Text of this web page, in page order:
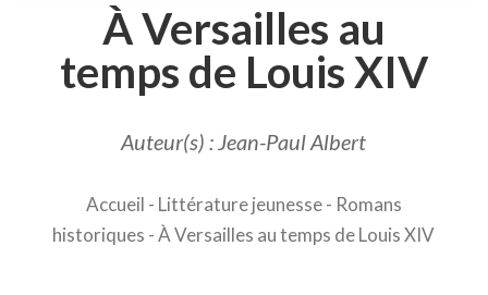
À Versailles au
temps de Louis XIV
Auteur(s) : Jean-Paul Albert
Accueil - Littérature jeunesse- Romans
historiques - À Versailles au temps de Louis XIV